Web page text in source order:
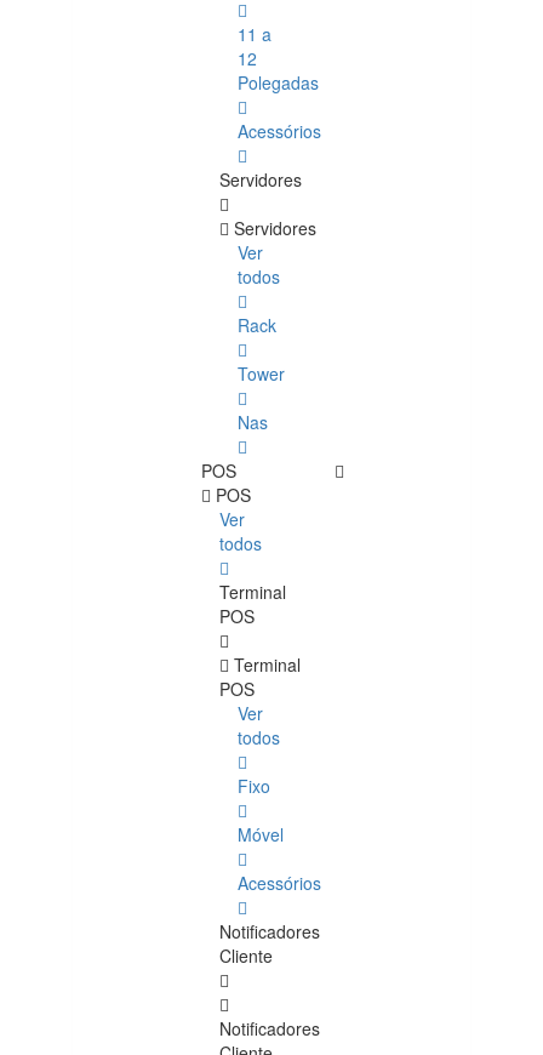
11 a
12
Polegadas
Acessórios
Servidores
Servidores
Ver
todos
Rack
Tower
Nas
POS
POS
Ver
todos
Terminal
POS
Terminal
POS
Ver
todos
Fixo
Móvel
Acessórios
Notificadores
Cliente
Notificadores